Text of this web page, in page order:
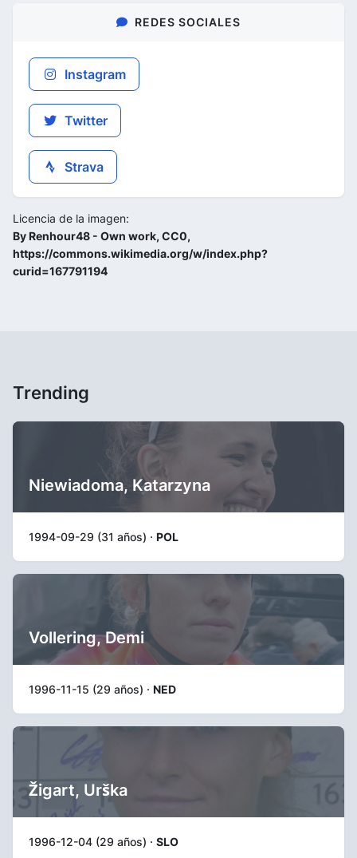
REDES SOCIALES
Instagram
Twitter
Strava
Licencia de la imagen:
By Renhour48 - Own work, CC0,
https://commons.wikimedia.org/w/index.php?
curid=167791194
Trending
Niewiadoma, Katarzyna
1994-09-29 (31 años) · POL
Vollering, Demi
1996-11-15 (29 años) · NED
Žigart, Urška
1996-12-04 (29 años) · SLO